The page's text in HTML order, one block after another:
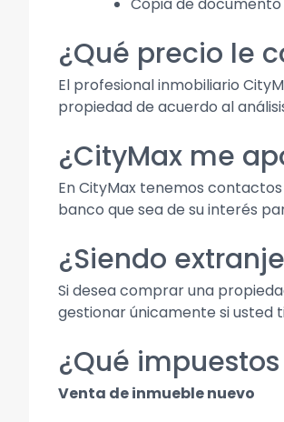
¿Qué precio le
El profesional inmobiliario
propiedad de acuerdo al
¿CityMax me
En CityMax tenemos
banco que sea de su interés
¿Siendo
Si desea comprar una
gestionar únicamente si usted
¿Qué
Venta de inmueble nuevo